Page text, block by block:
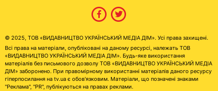
© 2025, ТОВ «ВИДАВНИЦТВО УКРАЇНСЬКИЙ МЕДІА ДІМ». Усі права захищені.
Всі права на матеріали, опубліковані на даному ресурсі, належать ТОВ
«ВИДАВНИЦТВО УКРАЇНСЬКИЙ МЕДІА ДІМ». Будь-яке використання
матеріалів без письмового дозволу ТОВ «ВИДАВНИЦТВО УКРАЇНСЬКИЙ МЕДІА
ДІМ» заборонено. При правомірному використанні матеріалів даного ресурсу
гіперпосилання на tv.ua є обов'язковим. Матеріали, що позначені знаками
"Реклама", "PR", публікуються на правах реклами.